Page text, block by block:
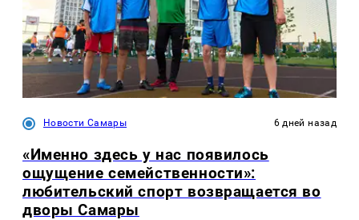
Новости Самары 6 дней назад
«Именно здесь у нас появилось
ощущение семейственности»:
любительский спорт возвращается во
дворы Самары